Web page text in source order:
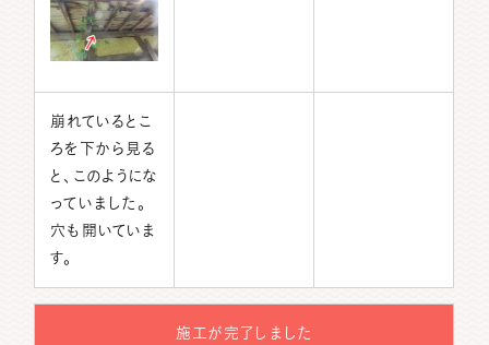
崩れているとこ
ろを下から見る
と、このようにな
っていました。
穴も開いていま
す。
施工が完了しました